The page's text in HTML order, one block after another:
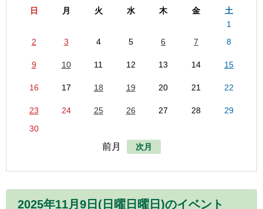
日 月 火 水 木 金
土
1
2
3 4 5 6 7 8
9 10 11 12 13 14 15
16 17 18 19 20 21 22
23 24 25 26 27 28
29
30
前月 次月
2025年11月9日(日曜日曜日)のイベント